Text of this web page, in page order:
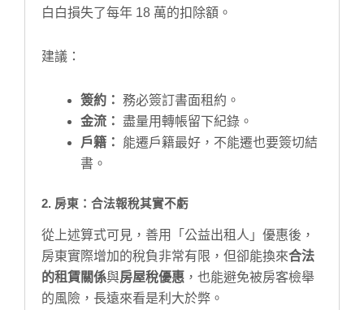
白白損失了每年 18 萬的扣除額。
建議：
簽約： 務必簽訂書面租約。
金流： 盡量用轉帳留下紀錄。
戶籍：
能遷戶籍最好，不能遷也要簽切結
書。
2. 房東：合法報稅其實不虧
從上述算式可見，善用「公益出租人」優惠後，
房東實際增加的稅負非常有限，但卻能換來合法
的租賃關係與房屋稅優惠 ，也能避免被房客檢舉
的風險，長遠來看是利大於弊。